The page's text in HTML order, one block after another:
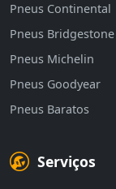
Pneus Continental
Pneus Bridgestone
Pneus Michelin
Pneus Goodyear
Pneus Baratos
Serviços